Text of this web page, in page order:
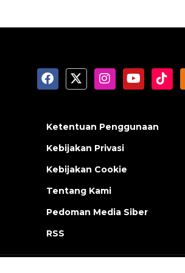
Ketentuan Penggunaan
Kebijakan Privasi
Kebijakan Cookie
Tentang Kami
Pedoman Media Siber
RSS